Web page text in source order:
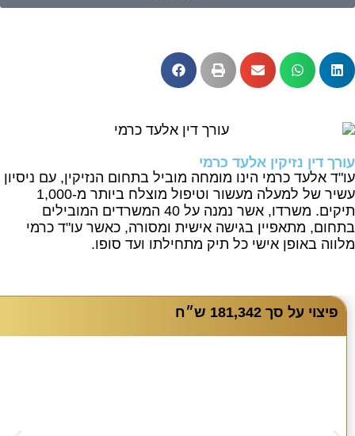
עורך דין נזיקין אלעד כרמי
עו"ד אלעד כרמי הינו מומחה מוביל בתחום הנזיקין, עם ניסיון
עשיר של למעלה מעשור וטיפול מוצלח ביותר מ-1,000
תיקים. משרדו, אשר נמנה על 40 המשרדים המובילים
בתחום, מתאפיין בגישה אישית ומסורה, כאשר עו"ד כרמי
מלווה באופן אישי כל תיק מתחילתו ועד סופו.
פיצוי על סך 181,342 ש״ח